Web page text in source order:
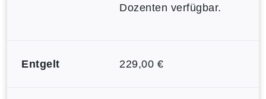
Dozenten verfügbar.
Entgelt 229,00 €